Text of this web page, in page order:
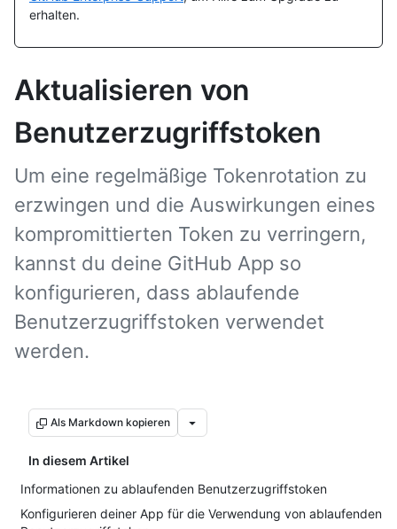
erhalten.
Aktualisieren von
Benutzerzugriffstoken
Um eine regelmäßige Tokenrotation zu
erzwingen und die Auswirkungen eines
kompromittierten Token zu verringern,
kannst du deine GitHub App so
konfigurieren, dass ablaufende
Benutzerzugriffstoken verwendet
werden.
Als Markdown kopieren
In diesem Artikel
Informationen zu ablaufenden Benutzerzugriffstoken
Konfigurieren deiner App für die Verwendung von ablaufenden